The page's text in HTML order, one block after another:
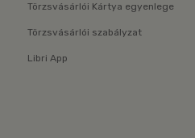
Törzsvásárlói Kártya egyenlege
Törzsvásárlói szabályzat
Libri App